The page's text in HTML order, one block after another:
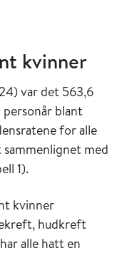
kvinner
var det 563,6
blant
for alle
med
1).
kvinner
hudkreft
alle hatt en